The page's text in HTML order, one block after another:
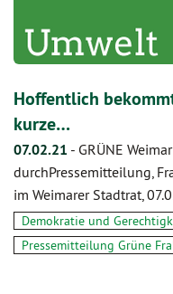
Hoffentlich
kurze…
07.02.21 - GRÜNE
durchPressemitteilung,
im Weimarer Stadtrat,
Demokratie und
Pressemitteilung Grüne